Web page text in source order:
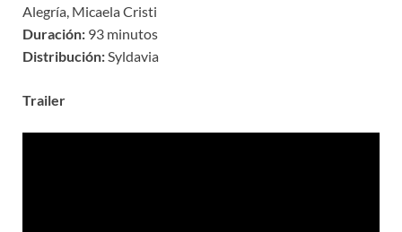
Alegría, Micaela Cristi
Duración: 93 minutos
Distribución:Syldavia
Trailer